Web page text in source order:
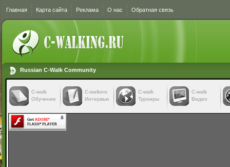
Главная Карта сайта Реклама О нас Обратная связь
Russian C-Walk Community
C-walk
Обучение
C-walkers
Интервью
С-walk
Турниры
С-walk
Видео